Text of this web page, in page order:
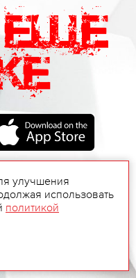
улучшения
использовать
политикой